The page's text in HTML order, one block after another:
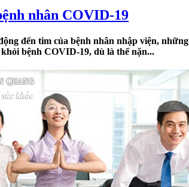
nhân COVID-19
đến tim của bệnh nhân nhập viện,
bệnh COVID-19, dù là thể nặn...